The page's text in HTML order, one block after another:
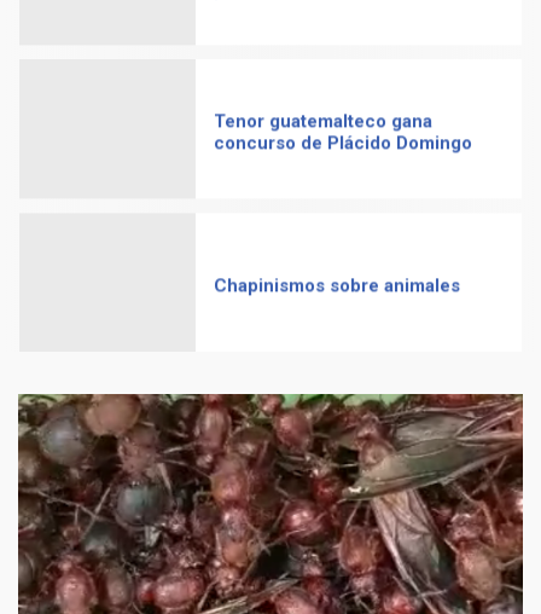
Tenor guatemalteco gana
concurso de Plácido Domingo
Chapinismos sobre animales
Zompopos de Mayo en
Guatemala
Coronavirus en Guatemala: ya
llegó